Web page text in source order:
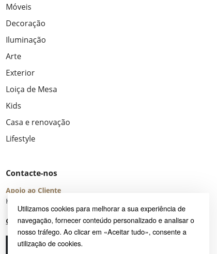
Utilizamos cookies para melhorar a sua experiência de
navegação, fornecer conteúdo personalizado e analisar o
nosso tráfego. Ao clicar em «Aceitar tudo», consente a
utilização de cookies.
Móveis
Decoração
Iluminação
Arte
Exterior
Loiça de Mesa
Kids
Casa e renovação
Lifestyle
Contacte-nos
Apoio ao Cliente
Horário de Atendimento: seg – sex 8:00 – 16:00 (UTC+2)
Centro de Ajuda
Ligue-nos